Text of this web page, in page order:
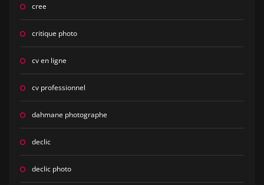
cree
critique photo
cv en ligne
cv professionnel
dahmane photographe
declic
declic photo